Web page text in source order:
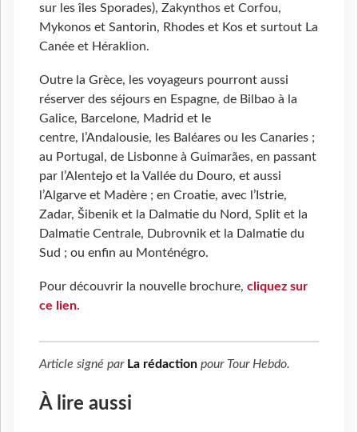
sur les îles Sporades), Zakynthos et Corfou,
Mykonos et Santorin, Rhodes et Kos et surtout La
Canée et Héraklion.
Outre la Grèce, les voyageurs pourront aussi
réserver des séjours en Espagne, de Bilbao à la
Galice, Barcelone, Madrid et le
centre, l’Andalousie, les Baléares ou les Canaries ;
au Portugal, de Lisbonne à Guimarães, en passant
par l’Alentejo et la Vallée du Douro, et aussi
l’Algarve et Madère ; en Croatie, avec l’Istrie,
Zadar, Šibenik et la Dalmatie du Nord, Split et la
Dalmatie Centrale, Dubrovnik et la Dalmatie du
Sud ; ou enfin au Monténégro.
Pour découvrir la nouvelle brochure, cliquez sur
ce lien.
Article signé par La rédaction pour Tour Hebdo.
À lire aussi